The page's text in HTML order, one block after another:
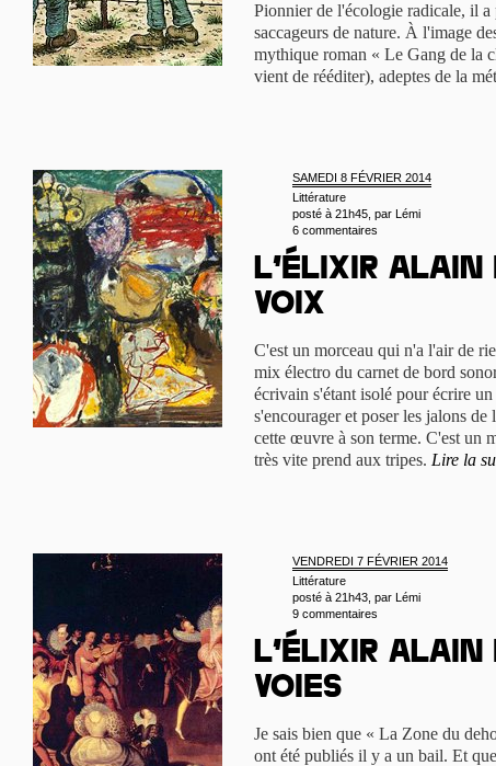
Pionnier de l'écologie radicale, il a
saccageurs de nature. À l'image
mythique roman « Le Gang de la
vient de rééditer), adeptes de la
SAMEDI 8 FÉVRIER 2014
Littérature
posté à 21h45, par Lémi
6 commentaires
L’élixir Alain
Voix
C'est un morceau qui n'a l'air de
mix électro du carnet de bord
écrivain s'étant isolé pour écrire
s'encourager et poser les jalons
cette œuvre à son terme. C'est un
très vite prend aux tripes. Lire la
VENDREDI 7 FÉVRIER 2014
Littérature
posté à 21h43, par Lémi
9 commentaires
L’élixir Alain
Voies
Je sais bien que « La Zone du
ont été publiés il y a un bail. Et